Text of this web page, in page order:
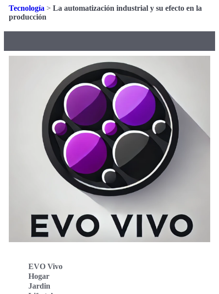
Tecnología > La automatización industrial y su efecto en la
producción
EVO Vivo
Hogar
Jardin